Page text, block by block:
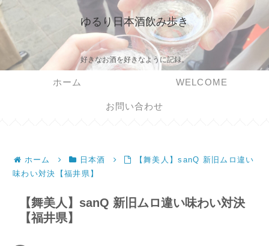
ゆるり日本酒飲み歩き
好きなお酒を好きなように記録。
ホーム WELCOME
お問い合わせ
ホーム 日本酒
【舞美人】sanQ 新旧ムロ違い
味わい対決【福井県】
【舞美人】sanQ 新旧ムロ違い味わい対決
【福井県】